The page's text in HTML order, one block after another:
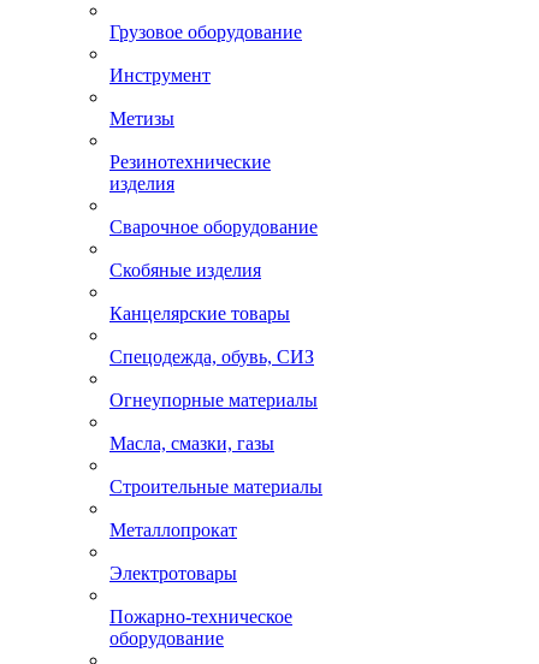
Грузовое оборудование
Инструмент
Метизы
Резинотехнические
изделия
Сварочное оборудование
Скобяные изделия
Канцелярские товары
Спецодежда, обувь, СИЗ
Огнеупорные материалы
Масла, смазки, газы
Строительные материалы
Металлопрокат
Электротовары
Пожарно-техническое
оборудование